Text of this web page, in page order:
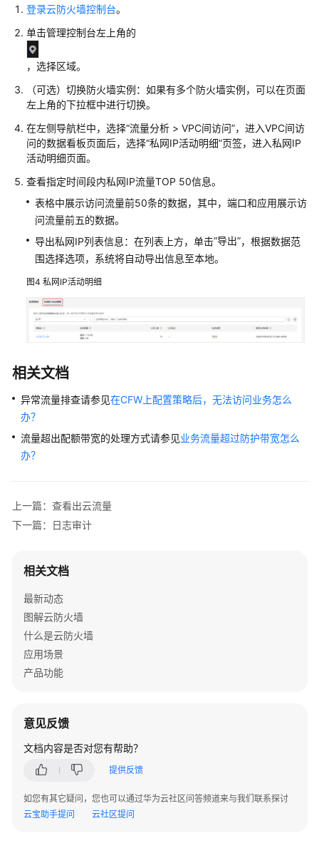
VPC
访
流
量
志
审
计
系
统
理
通
IAM
授
予
用
的
限
CES
监
控
使
用
审
计
CFW
操
件
最
践
登录云防火墙控制台。
单击管理控制台左上角的
，选择区域。
（可选）切换防火墙实例：如果有多个防火墙实例，可以在页面
左上角的下拉框中进行切换。
在左侧导航栏中，选择“流量分析 > VPC间访问”，进入VPC间访
问的数据看板页面后，选择“私网IP活动明细”页签，进入私网IP
活动明细页面。
查看指定时间段内私网IP流量TOP 50信息。
表格中展示访问流量前50条的数据，其中，端口和应用展示访
问流量前五的数据。
导出私网IP列表信息：在列表上方，单击“导出”，根据数据范
围选择选项，系统将自动导出信息至本地。
图4 私网IP活动明细
相关文档
异常流量排查请参见在CFW上配置策略后，无法访问业务怎么
办？
流量超出配额带宽的处理方式请参见业务流量超过防护带宽怎么
办？
上一篇：查看出云流量
下一篇：日志审计
相关文档
最新动态
图解云防火墙
什么是云防火墙
应用场景
产品功能
意见反馈
文档内容是否对您有帮助？
提供反馈
如您有其它疑问，您也可以通过华为云社区问答频道来与我们联系探讨
云宝助手提问
云社区提问